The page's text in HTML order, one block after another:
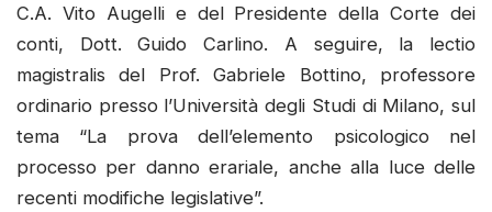
C.A. Vito Augelli e del Presidente della Corte dei
conti, Dott. Guido Carlino. A seguire, la lectio
magistralis del Prof. Gabriele Bottino, professore
ordinario presso l’Università degli Studi di Milano, sul
tema “La prova dell’elemento psicologico nel
processo per danno erariale, anche alla luce delle
recenti modifiche legislative”.